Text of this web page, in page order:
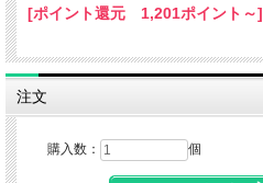
[ポイント還元 1,201ポイント～]
注文
購入数： 個